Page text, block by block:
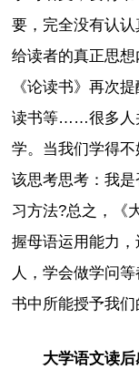
要，完全没有认
给读者的真正思
《论读书》再次
读书等……很多人
学。当我们学得
该思考思考：我
习方法?总之，《
握母语运用能力
人，学会做学问
书中所能授予我
大学语文读后